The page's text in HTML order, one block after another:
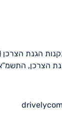
הגנת הצרכן